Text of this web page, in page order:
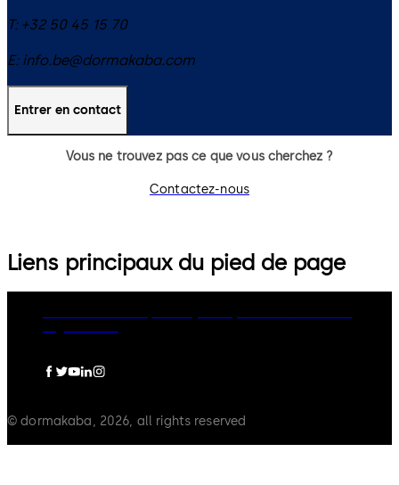
T: +32 50 45 15 70
E: info.be@dormakaba.com
Entrer en contact
Vous ne trouvez pas ce que vous cherchez ?
Contactez-nous
Liens principaux du pied de page
© dormakaba, 2026, all rights reserved